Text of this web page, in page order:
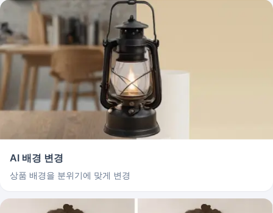
AI 배경 변경
상품 배경을 분위기에 맞게 변경